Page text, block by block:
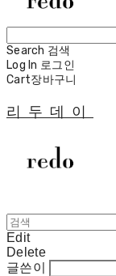
Search 검색
Log In 로그인
Cart장바구니
리두데이
Edit
Delete
글쓴이